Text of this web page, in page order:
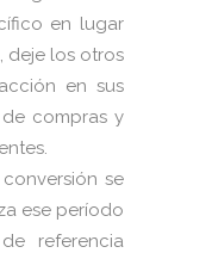
en lugar
deje los otros
en sus
compras y
se
ese período
referencia